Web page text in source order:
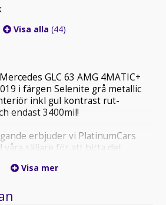
Visa alla (44)
GLC 63 AMG 4MATIC+
i färgen Selenite grå metallic
inkl gul kontrast rut-
endast 3400mil!
erbjuder vi PlatinumCars
våra säljare för att hitta det
Kurshållningspaket, Keyless
Visa mer